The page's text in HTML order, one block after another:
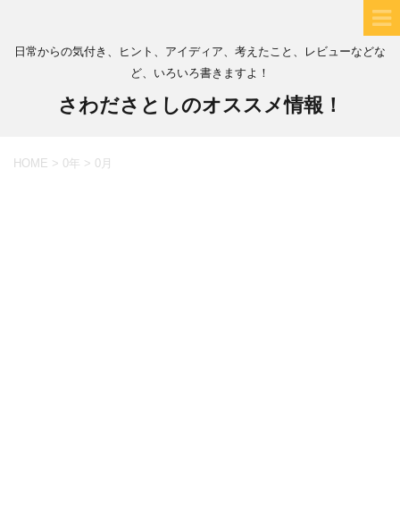
日常からの気付き、ヒント、アイディア、考えたこと、レビューなどな
ど、いろいろ書きますよ！
さわださとしのオススメ情報！
HOME > 0年 > 0月